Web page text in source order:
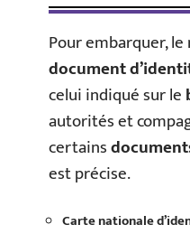
Pour embarquer,
document
celui indiqué sur le
autorités et
certains
est précise.
Carte nationale